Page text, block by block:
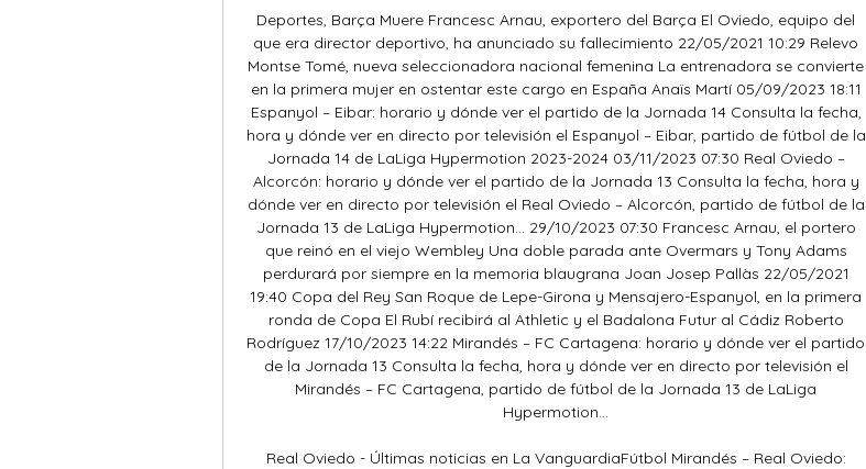
Deportes, Barça Muere Francesc Arnau, exportero del Barça El Oviedo, equipo del
que era director deportivo, ha anunciado su fallecimiento 22/05/2021 10:29 Relevo
Montse Tomé, nueva seleccionadora nacional femenina La entrenadora se convierte
en la primera mujer en ostentar este cargo en España Anaïs Martí 05/09/2023 18:11
Espanyol – Eibar: horario y dónde ver el partido de la Jornada 14 Consulta la fecha,
hora y dónde ver en directo por televisión el Espanyol – Eibar, partido de fútbol de la
Jornada 14 de LaLiga Hypermotion 2023-2024 03/11/2023 07:30 Real Oviedo –
Alcorcón: horario y dónde ver el partido de la Jornada 13 Consulta la fecha, hora y
dónde ver en directo por televisión el Real Oviedo – Alcorcón, partido de fútbol de la
Jornada 13 de LaLiga Hypermotion... 29/10/2023 07:30 Francesc Arnau, el portero
que reinó en el viejo Wembley Una doble parada ante Overmars y Tony Adams
perdurará por siempre en la memoria blaugrana Joan Josep Pallàs 22/05/2021
19:40 Copa del Rey San Roque de Lepe-Girona y Mensajero-Espanyol, en la primera
ronda de Copa El Rubí recibirá al Athletic y el Badalona Futur al Cádiz Roberto
Rodríguez 17/10/2023 14:22 Mirandés – FC Cartagena: horario y dónde ver el partido
de la Jornada 13 Consulta la fecha, hora y dónde ver en directo por televisión el
Mirandés – FC Cartagena, partido de fútbol de la Jornada 13 de LaLiga
Hypermotion...
Real Oviedo - Últimas noticias en La VanguardiaFútbol Mirandés – Real Oviedo: